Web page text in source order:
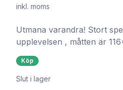
inkl. moms
Utmana varandra! Stort
upplevelsen , måtten är
Köp
Slut i lager